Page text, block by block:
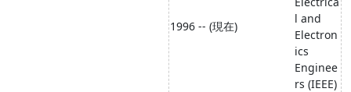
1996 -- (現在)
l and
Electron
ics
Enginee
rs (IEEE)